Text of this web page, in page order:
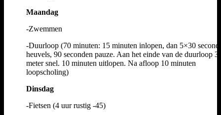
Maandag
-Zwemmen
-Duurloop (70 minuten: 15 minuten inlopen, dan 5×30
heuvels, 90 seconden pauze. Aan het einde van de duurloop
meter snel. 10 minuten uitlopen. Na afloop 10 minuten
loopscholing)
Dinsdag
-Fietsen (4 uur rustig -45)